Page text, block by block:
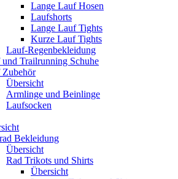
Lange Lauf Hosen
Laufshorts
Lange Lauf Tights
Kurze Lauf Tights
Lauf-Regenbekleidung
Trailrunning Schuhe
Übersicht
Armlinge und Beinlinge
Laufsocken
Bekleidung
Übersicht
Rad Trikots und Shirts
Übersicht